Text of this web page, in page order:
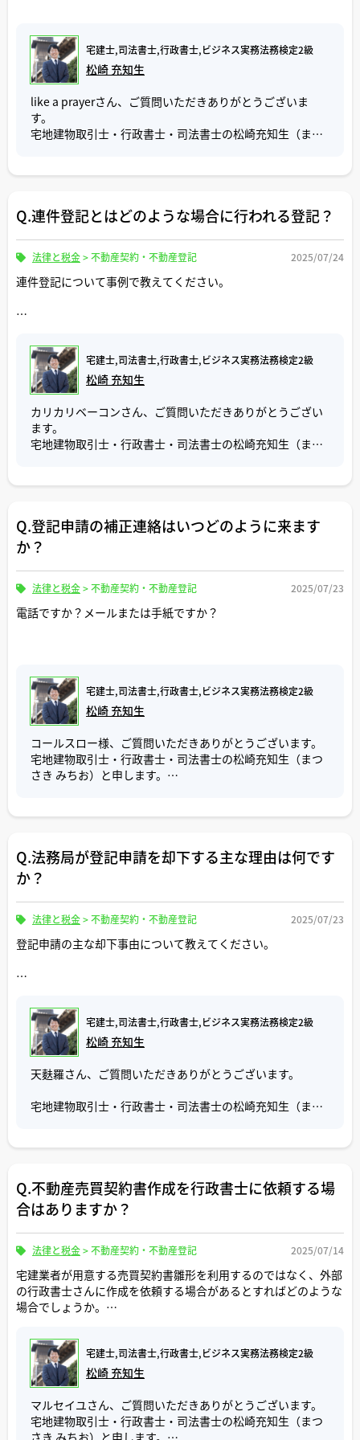
購入申込書の提出と同時に住宅ローンの事前審査を申請し
ましたが、既存の借入に複数回の延滞があったり、確定申
告が正しく行われていなかったため、事前審査に通らず、
やむなく購入申込みがキャンセルになりました。このよう
に本人の意思というよりも、資金面での事情によってキャ
ンセルに至るケースは多く見られます。
交通量の多さや、近隣にある墓地・ゴミ置き場が気になっ
りました。担当者による現地案内を受けていても、実際に
購入が現実味を帯びると、改めて慎重になる方が一定数見
受けられます。
・とりあえず物件をキープしておく為の購入申込み
売主から不動産の販売依頼をいただいていると、他社の仲
ようにする意図の方もいらっしゃいます。この状態ですと
販売活動を中止することはないのですが、買主がしっかり
と検討されていなかったため、最終的に話がまとまらず、
キャンセルになったこともありました。
私の中では、不動産購入申込み後のキャンセルは購入申込
書（買付証明書）を提出された翌日の午前中に連絡が入る
商談翌日の午前中に買主からお電話があると、つい「まさ
ました。
どれだけ丁寧に商談を進めても、周辺環境やローン審査な
ありません。ただ、私の体感としては、しっかりと話し合
いを重ねたうえで申し込まれる方の多くは、無事に売買契
約まで進んでおり、不動産購入申込み後のキャンセルは数
注文住宅用の土地を購入した時、その時点の住所で抵当権
設定登記がされますが、注文住宅が完成した後その建物に
追加で抵当権設定登記をする際、債務者が住所を新居先に
務者の住所変更登記をする必要があるかという疑問が出て
きます。
この点について「登記研究第４２５号１２５頁」による
変更が生じているが、その抵当権の債務者の住所変更登記
（根抵当権の追加設定をする場合は、この抵当権の債務者
の住所変更登記を省略することはできませんので、ご注意
下さい。「登記研究４２２号１０５頁」）
ただし、金融機関によっては建物の抵当権設定登記の手続
く、建物の所有権保存登記や土地所有者の住所変更登記も
必要になってくる為、合わせて土地の抵当権の債務者の住
所変更登記もするケースが通常の流れかと思います。
なお、抵当権の抹消登記をする場合、所有者の住所に変更
が生じているなら、その前に所有者の住所変更登記をする
必要がありますが、抵当権の債務者の住所変更登記までは
る場合がありますが、支払いが順調である限り、抵当権の
債務者の住所変更登記は行わずに抵当権抹消登記をするま
で放置しておいても差し支えないと考えます。
なお、令和8年4月1日からは不動産登記法の改正により、
不動産の所有者は氏名や住所に変更があった場合、変更日
から2年以内に変更登記を行うことが義務化されます。
ご参考になれば幸いです。
宅建士,司法書士,行政書士,ビジネス実務法務検定2級
松崎 充知生
like a prayerさん、ご質問いただきありがとうございま
す。
宅地建物取引士・行政書士・司法書士の松崎充知生（まつ
当権設定登記等が挙げられますが、これらの申請を法務局
窓口や郵送で行う場合、登記識別情報はコピーの提出で足
オンライン申請による場合、コピーも不要で、12桁の英数
字を入力したデータ(登記識別情報提供様式)を添付すれば
それで足ります。
ただし、2005年3月以前に登記された不動産については、
登記識別情報ではなく登記済証（権利証）が発行されてい
るため、この登記済証は原本提出が必要です。
いですが、例えば以下のような場合があります。
相続による所有権移転登記の際、登記簿上の不動産所有者
と被相続人（亡くなった方）が同一人物であることを証明
する為に住民票の除票や戸籍の附票が必要ですが、死亡か
ら長期間が経過していると、役所で住民票の除票や戸籍の
附票が発行されないことがあります。
この場合、これらに代わる書類として被相続人名義の登記
ご参考にしていただけましたら幸いです。
Q.連件登記とはどのような場合に行われる登記？
法律と税金>不動産契約・不動産登記 2025/07/24
連件登記について事例で教えてください。
宅建士,司法書士,行政書士,ビジネス実務法務検定2級
松崎 充知生
カリカリベーコンさん、ご質問いただきありがとうござい
ます。
宅地建物取引士・行政書士・司法書士の松崎充知生（まつ
連件登記は、一度に複数の登記申請を連続して行うことを
いいます。
通常、不動産の決済手続において行う登記申請は所有権移
転だけではありません。
売主の住所が登記簿謄本記載の住所が異なる場合は、住所
変更登記をする必要がありますし、買主様が住宅ローンを
は法務局の受付番号も連続した番号で取得ができます。
連件で申請すると、添付書類を援用することができ、法務
局側でも一括で処理が行えるため、全体の手続が効率的に
複数の登記申請が絡む場合はほとんどの場合、連件で申請
されています。
決済手続に司法書士が二人以上介在する場合は、お互いの
れば、法務局は連件で処理してくれます。
略して、所有権移転→抵当権設定を連件で申請すると、ど
ちらの登記も却下されてしまいます。
下されるという注意点があることも念頭に置いておきまし
ょう。
転するはずのところ、中間者 B の登記を省略して、A → C
へ直接登記する方法をいいます。
この手法を利用することで、Bは登記費用や不動産取得税が
かからないので、以前はよく利用されていましたが、2005
年に不動産登記法が改正されたことで、登記申請をする
中間省略登記を利用することはできません。
の、不動産の所有権はBに移転せず、最初の売主であるAに
段階で、Aから直接Cへ所有権を移転する契約のことをいい
ます。
この契約形態は、民法第537条に定められている「第三者
のためにする契約」に基づくものであり、実務上では
「新・中間省略登記」とも呼ばれています。
税がかからないというメリットがある為、不動産取引の現
場でよく活用されています。
三為を利用する場合は、AとB、BとC間の売買契約書に三為
される司法書士にご確認下さい。
ご参考にしていただけましたら幸いです。
Q.登記申請の補正連絡はいつどのように来ます
か？
法律と税金>不動産契約・不動産登記 2025/07/23
電話ですか？メールまたは手紙ですか？
宅建士,司法書士,行政書士,ビジネス実務法務検定2級
松崎 充知生
コールスロー様、ご質問いただきありがとうございます。
宅地建物取引士・行政書士・司法書士の松崎充知生（まつ
さき みちお）と申します。
ますが、経験上、登記申請から7日〜10日を経過したあた
りに連絡があることが多い印象です。
補正連絡の方法としては、法務局の職員から登記申請書に
記載された電話番号に直接電話がかかってくるのが一般的
です。電話が繋がらない場合には、申請者の住所あてに補
正通知書が郵送されることもありますが、法務局からの電
オンラインで登記申請をされた場合、「申請番号
『○○○○○○○○』の手続について，補正通知が発行さ
れました。」というメールが届きます。そのメール文から
ログインし、補正通知の内容を確認します。法務局の職員
る方もいらっしゃいます。
補正対応は補正連絡が来てから１週間程度で対応する必要
することが大切です。
Q.法務局が登記申請を却下する主な理由は何です
か？
法律と税金>不動産契約・不動産登記 2025/07/23
登記申請の主な却下事由について教えてください。
宅建士,司法書士,行政書士,ビジネス実務法務検定2級
松崎 充知生
天麩羅さん、ご質問いただきありがとうございます。
宅地建物取引士・行政書士・司法書士の松崎充知生（まつ
登記が却下される理由は、不動産登記法25条に13項目が記
載されています。ここでは実務上、よく見られる事例を挙
げてご説明いたします。
一番多く見られる事例としては、「添付書類を提出しな
い」ケースではないかなと思います。
登記申請をする際、登記申請書と合わせて添付書類の提出
が必要になります。
は、登記原因証明情報、登記識別情報、印鑑証明書、住民
票、（司法書士に依頼する場合）委任状、評価証明書で
す。
記が完了しますが、例えば、印鑑証明書が発行から3ヶ月を
超えていたり、提出された登記識別情報が別の不動産のも
Q.不動産売買契約書作成を行政書士に依頼する場
合はありますか？
法律と税金>不動産契約・不動産登記 2025/07/14
宅建業者が用意する売買契約書雛形を利用するのではなく、外部
の行政書士さんに作成を依頼する場合があるとすればどのような
場合でしょうか。
その場合の支払い報酬相場はどのくらいでしょうか。アドバイス
よろしくお願いします。宅建士,司法書士,行政書士,ビジネス実務法務検定2級
松崎 充知生
マルセイユさん、ご質問いただきありがとうございます。
宅地建物取引士・行政書士・司法書士の松崎充知生（まつ
さき みちお）と申します。